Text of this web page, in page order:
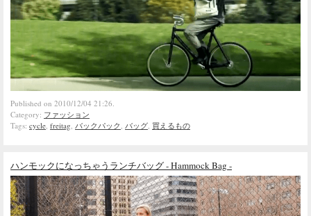
Published on 2010/12/04 21:26.
Category: ファッション
Tags: cycle freitag バックパック バッグ 買えるもの
ハンモックになっちゃうランチバッグ - Hammock Bag -